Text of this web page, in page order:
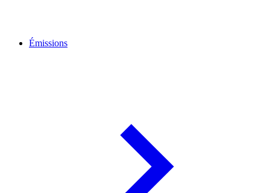
Émissions